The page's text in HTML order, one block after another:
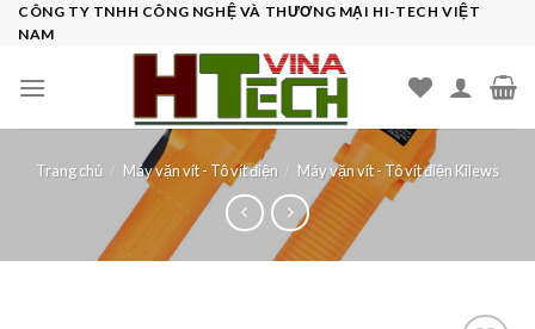
SkipCÔNG TY TNHH CÔNG NGHỆ VÀ THƯƠNG MẠI HI-TECH VIỆT
NAM
Trang chủ / Máy vặn vít - Tô vít điện / Máy vặn vít - Tô vít điện Kilews